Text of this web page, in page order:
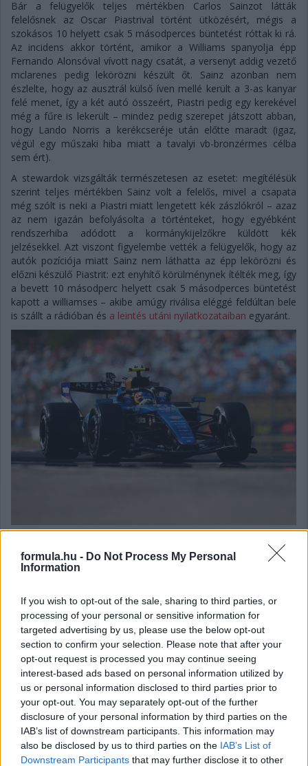
formula.hu - Do Not Process My Personal
Information
If you wish to opt-out of the sale, sharing to third parties, or
processing of your personal or sensitive information for
targeted advertising by us, please use the below opt-out
section to confirm your selection. Please note that after your
opt-out request is processed you may continue seeing
interest-based ads based on personal information utilized by
us or personal information disclosed to third parties prior to
your opt-out. You may separately opt-out of the further
disclosure of your personal information by third parties on the
IAB’s list of downstream participants. This information may
also be disclosed by us to third parties on the IAB’s List of
Downstream Participants that may further disclose it to other
Bár a felügyelők teljes mértékben Carlos Sainzot látták
felelősnek az Oscar Piastrival történt ütközésért, mégis a
szokásos 10 helyett csak 5 másodperces büntetést róttak ki rá.
Az incidens akkor történt, amikor a Williams spanyolja épp
Fernando Alonsóval vívott nagy csatát, a versenyt addig vezető
mclarenes pedig lekörözni készült őt. Sainz azonban nem
észlelte, hogy az ausztrál külső íven mellé került a 3-as kanyar
felé menet, így a két autó összeért, Piastri pedig egy kerekével
még a fűre is lekerült – mindez pedig szerepet játszott abban,
hogy Lando Norris a kerékcseréje után előtte maradt (igaz,
végül egy műszaki hiba miatt a tavalyi vb-bronzérmes célba
sem ért).
A stewardok vizsgálták természetesen az esetet: megítélésük
szerint teljes mértékben Sainz volt a felelős, mivel a csapata
még szólt is neki a Piastri miatt lengetett kék zászlókról – azaz
az nem igazán befolyásolta a történteket, hogy egyébként
rendszerhiba adódott a kormánykijelzőkre küldött kék
jelzésekkel. Azt viszont figyelembe vették a felügyelők, hogy az
autók pozíciója miatt Sainz nem láthatta az épp lekörözni és
előzni készülő Piastrit: ezt enyhítő körülménynek ítélték meg, így
a bevett 10 másodperc helyett csak 5 másodperces büntetést
kapott a williamses – akibe amúgy riválisa eléggé feldúltan bele
is szállt a rádióban és a leintés utáni nyilatkozataiban egyaránt.
Balogh Boglárka
Wolff: Ezek a versenymérnökök olyanok, mint a
Teletabik!
Nemcsak a pórul járt Oscar Piastri akadt ki Carlos Sainz
manővere, és az egész szituáció miatt – az ausztrál
elfogadhatatlannak nevezte, hogy „egy mezőny végi versenyző
hülyesége” miatt elbukta a vezető helyet –, hanem szélesebb
körben is vihart kavartak a történtek. Sainz elmondása szerint
nem működött a rendszer, ami a kormánykijelzőn a kék zászlót
jelzi nekik, a Mercedes vezetője, Toto Wolff szerint viszont sem
ezt, sem a versenymérnökök attitűdjét nem engedheti meg